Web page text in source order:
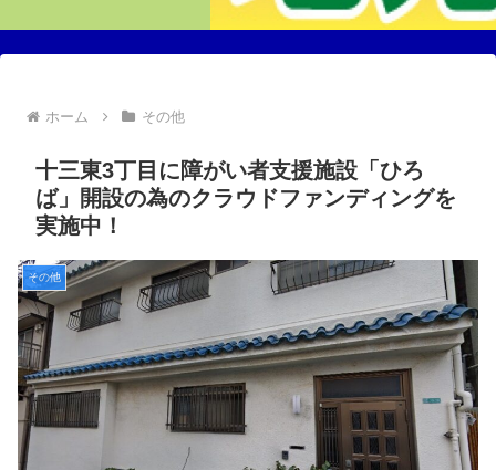
ホーム その他
十三東3丁目に障がい者支援施設「ひろ
ば」開設の為のクラウドファンディングを
実施中！
その他